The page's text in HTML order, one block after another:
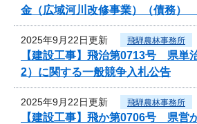
金（広域河川改修事業）（債務）
2025年9月22日更新 飛騨農林事務所
【建設工事】飛治第0713号 県単
2）に関する一般競争入札公告
2025年9月22日更新 飛騨農林事務所
【建設工事】飛か第0706号 県営